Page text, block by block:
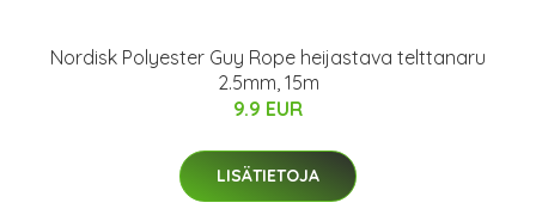
Nordisk Polyester Guy Rope heijastava telttanaru
2.5mm, 15m
9.9 EUR
LISÄTIETOJA